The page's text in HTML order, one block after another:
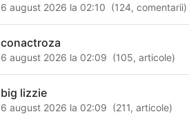
6 august 2026 la 02:10 (124,comentarii)
conactroza
6 august 2026 la 02:09 (105,articole)
big lizzie
6 august 2026 la 02:09 (211,articole)